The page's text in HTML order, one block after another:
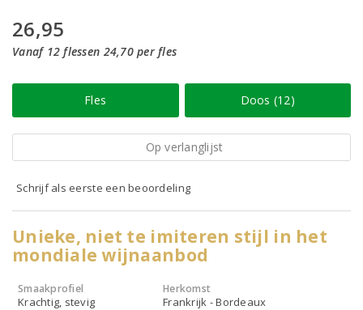
26,95
Vanaf 12 flessen 24,70 per fles
Fles Doos (12)
Op verlanglijst
Schrijf als eerste een beoordeling
Unieke, niet te imiteren stijl in het
mondiale wijnaanbod
Smaakprofiel
Krachtig, stevig
Herkomst
Frankrijk - Bordeaux